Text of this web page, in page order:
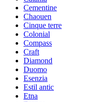
Cementine
Chaouen
Cinque terre
Colonial
Compass
Craft
Diamond
Duomo
Esenzia
Estil antic
Etna